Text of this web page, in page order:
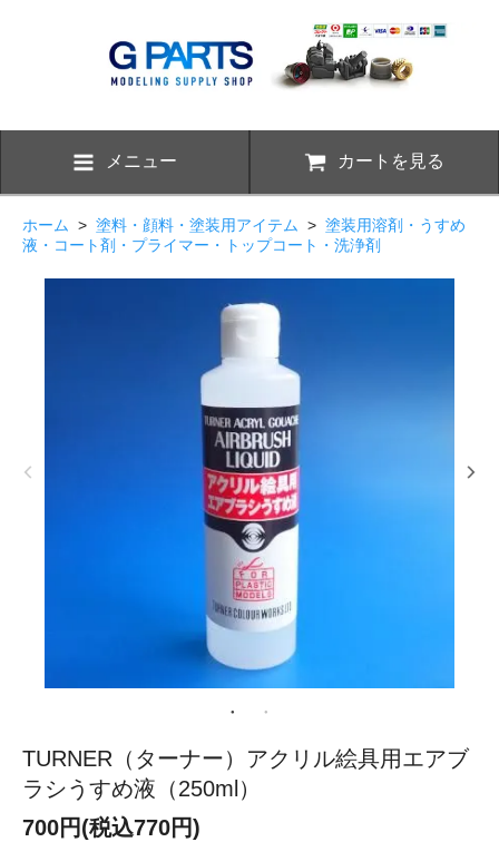
メニュー カートを見る
ホーム > 塗料・顔料・塗装用アイテム > 塗装用溶剤・うすめ
液・コート剤・プライマー・トップコート・洗浄剤
TURNER（ターナー）アクリル絵具用エアブ
ラシうすめ液（250ml）
700円(税込770円)